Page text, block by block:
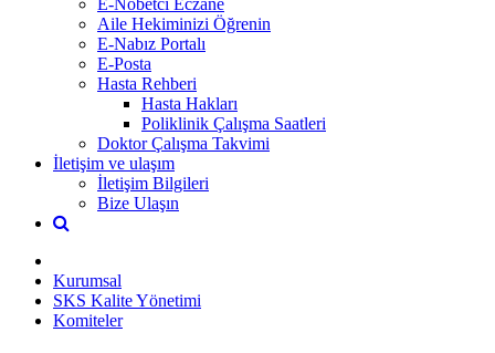
Aile Hekiminizi Öğrenin
E-Nabız Portalı
E-Posta
Hasta Rehberi
Hasta Hakları
Poliklinik Çalışma Saatleri
Doktor Çalışma Takvimi
İletişim ve ulaşım
İletişim Bilgileri
Bize Ulaşın
Kurumsal
SKS Kalite Yönetimi
Komiteler